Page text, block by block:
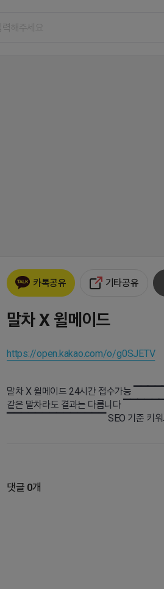
카톡공유 기타공유
말차 X 윌메이드
https://open.kakao.com/o/g0SJETV
말차 X 윌메이드 24시간 접수가능
같은 말차라도 결과는 다릅니다
▔▔▔▔▔▔▔▔▔▔▔▔▔▔ SEO 기준 키워드
댓글 0개